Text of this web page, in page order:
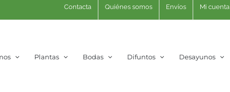
Contacta Quiénes somos Envíos Mi cuenta
Plantas Bodas Difuntos Desayunos